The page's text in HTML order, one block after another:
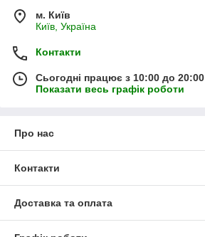
м. Київ
Київ, Україна
Контакти
Сьогодні працює з 10:00 до 20:00
Показати весь графік роботи
Про нас
Контакти
Доставка та оплата